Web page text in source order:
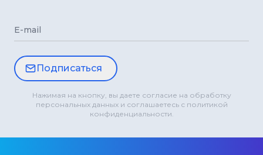
E-mail
Подписаться
Нажимая на кнопку, вы даете согласие на обработку
персональных данных и соглашаетесь с политикой
конфиденциальности.